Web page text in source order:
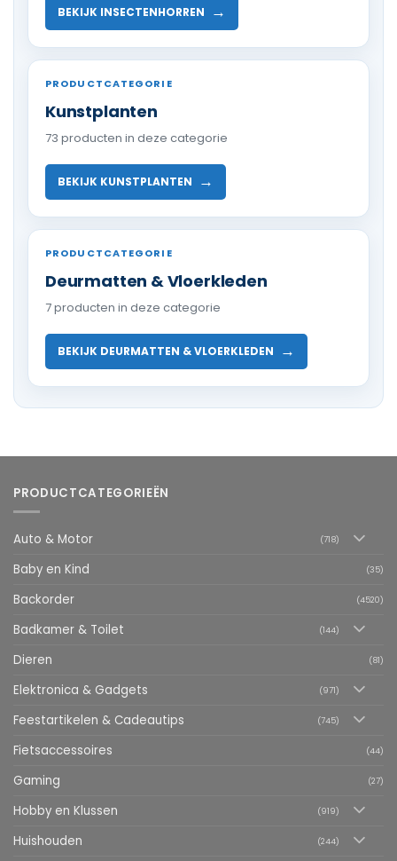
BEKIJK INSECTENHORREN →
PRODUCTCATEGORIE
Kunstplanten
73 producten in deze categorie
BEKIJK KUNSTPLANTEN →
PRODUCTCATEGORIE
Deurmatten & Vloerkleden
7 producten in deze categorie
BEKIJK DEURMATTEN & VLOERKLEDEN →
PRODUCTCATEGORIEËN
Auto & Motor (718)
Baby en Kind (35)
Backorder (4520)
Badkamer & Toilet (144)
Dieren (81)
Elektronica & Gadgets (971)
Feestartikelen & Cadeautips (745)
Fietsaccessoires (44)
Gaming (27)
Hobby en Klussen (919)
Huishouden (244)